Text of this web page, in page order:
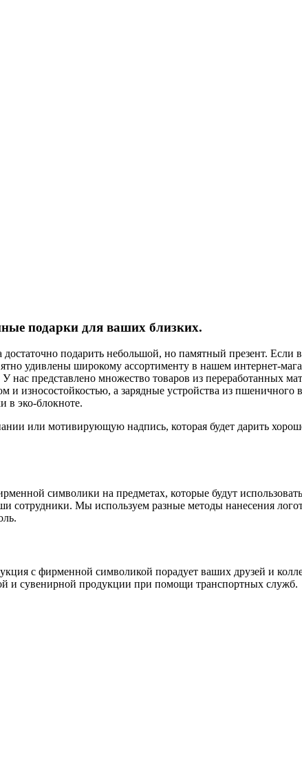
подарки для ваших близких.
подарить небольшой, но памятный презент.
удивлены широкому ассортименту в нашем интернет-
представлено множество товаров из переработанных
износостойкостью, а зарядные устройства из пшеничного
в эко-блокноте.
или мотивирующую надпись, которая будет дарить
символики на предметах, которые будут
сотрудники. Мы используем разные методы нанесения
с фирменной символикой порадует ваших друзей и
и сувенирной продукции при помощи транспортных служб.